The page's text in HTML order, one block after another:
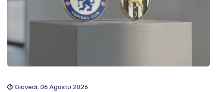
Giovedì, 06 Agosto 2026